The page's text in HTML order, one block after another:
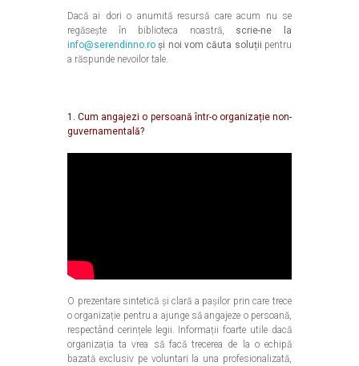
Dacă ai dori o anumită resursă care acum nu se
regăsește în biblioteca noastră, scrie-ne la
info@serendinno.ro și noi vom căuta soluții pentru
a răspunde nevoilor tale.
1. Cum angajezi o persoană într-o organizație non-
guvernamentală?
O prezentare sintetică și clară a pașilor prin care trece
o organizație pentru a ajunge să angajeze o persoană,
respectând cerințele legii. Informații foarte utile dacă
organizația ta vrea să facă trecerea de la o echipă
bazată exclusiv pe voluntari la una profesionalizată,